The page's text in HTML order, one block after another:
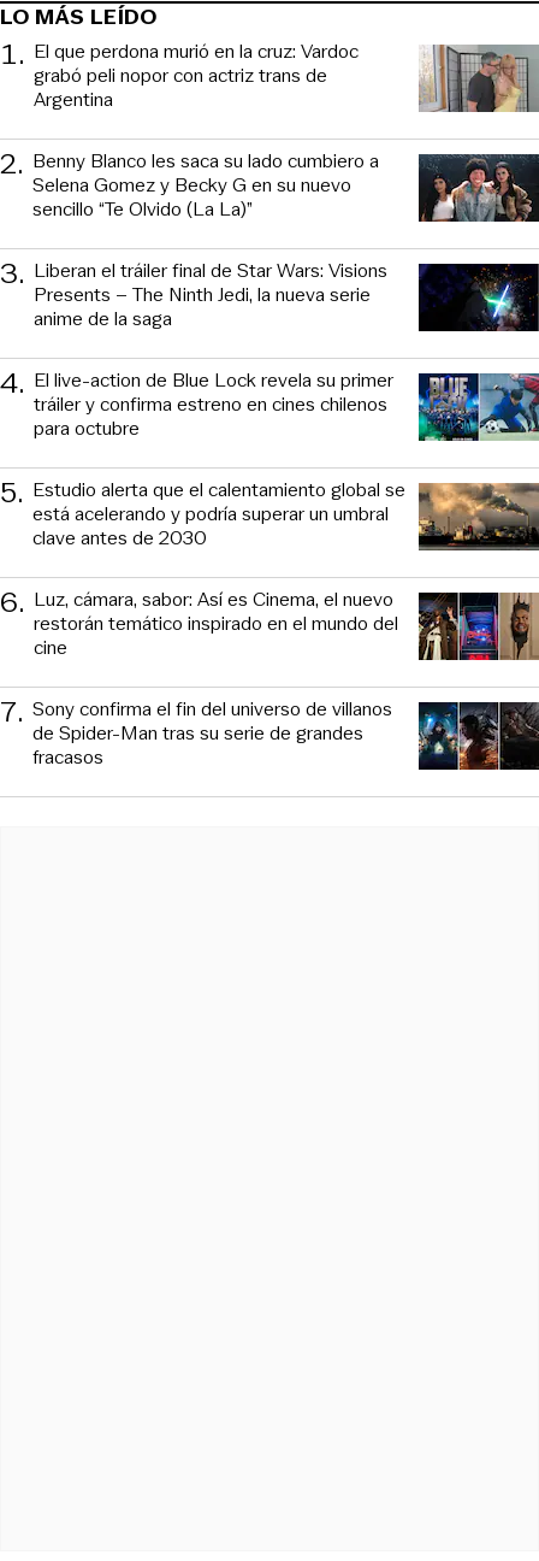
LO MÁS LEÍDO
1. El que perdona murió en la cruz: Vardoc
grabó peli nopor con actriz trans de
Argentina
2. Benny Blanco les saca su lado cumbiero a
Selena Gomez y Becky G en su nuevo
sencillo “Te Olvido (La La)”
3. Liberan el tráiler final de Star Wars: Visions
Presents – The Ninth Jedi, la nueva serie
anime de la saga
4. El live-action de Blue Lock revela su primer
tráiler y confirma estreno en cines chilenos
para octubre
5. Estudio alerta que el calentamiento global se
está acelerando y podría superar un umbral
clave antes de 2030
6. Luz, cámara, sabor: Así es Cinema, el nuevo
restorán temático inspirado en el mundo del
cine
7. Sony confirma el fin del universo de villanos
de Spider-Man tras su serie de grandes
fracasos